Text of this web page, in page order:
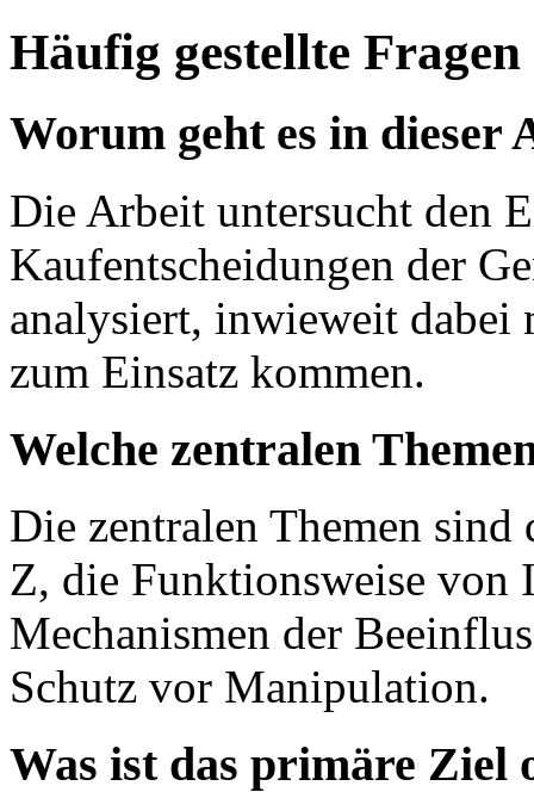
Häufig gestellte Fragen
Worum geht es in dieser
Die Arbeit untersucht den
Kaufentscheidungen der
analysiert, inwieweit dabei
zum Einsatz kommen.
Welche zentralen
Die zentralen Themen
Z, die Funktionsweise
Mechanismen der
Schutz vor Manipulation.
Was ist das primäre Ziel